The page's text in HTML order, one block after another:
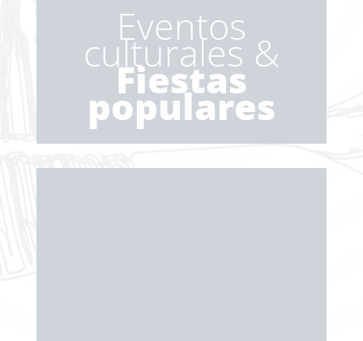
Eventos
culturales &
Fiestas
populares